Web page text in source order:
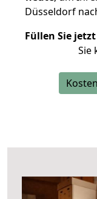
Düsseldorf
Füllen Sie
Sie